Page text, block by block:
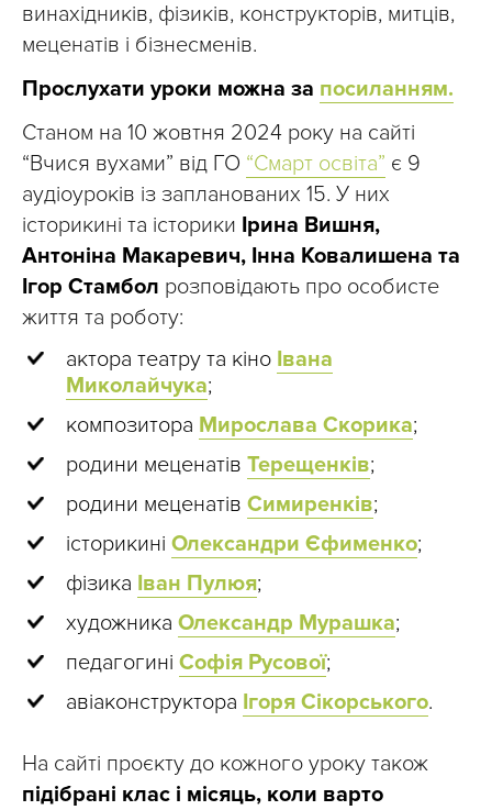
винахідників, фізиків, конструкторів, митців,
меценатів і бізнесменів.
Прослухати уроки можна за посиланням.
Станом на 10 жовтня 2024 року на сайті
“Вчися вухами” від ГО “Смарт освіта” є 9
аудіоуроків із запланованих 15. У них
історикині та історики Ірина Вишня,
Антоніна Макаревич, Інна Ковалишена та
Ігор Стамбол розповідають про особисте
життя та роботу:
актора театру та кіно Івана
Миколайчука;
композитора Мирослава Скорика;
родини меценатів Терещенків;
родини меценатів Симиренків;
історикині Олександри Єфименко;
фізика Іван Пулюя;
художника Олександр Мурашка;
педагогині Софія Русової;
авіаконструктора Ігоря Сікорського.
На сайті проєкту до кожного уроку також
підібрані клас і місяць, коли варто